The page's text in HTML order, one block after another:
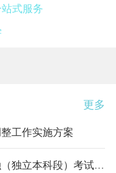
式服务
更多
工作实施方案
2017年东北财经大学自考金融（独立本科段）考试计划